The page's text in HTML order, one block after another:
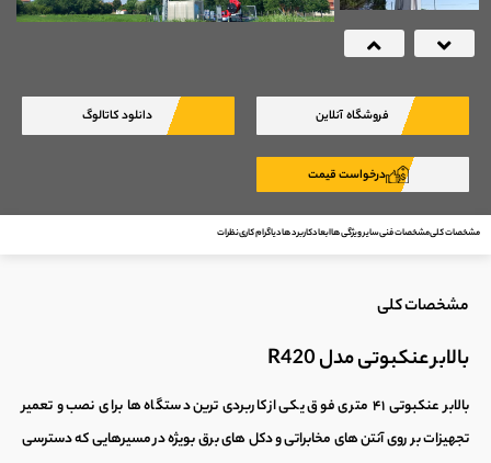
Previous
Next
فروشگاه آنلاین دانلود کاتالوگ
درخواست قیمت
مشخصات کلیمشخصات فنیسایر ویژگی هاابعادکاربرد هادیاگرام کارینظرات
مشخصات کلی
بالابر عنکبوتی مدل R420
بالابر عنکبوتی
۴۱ متری فوق یکی از کاربردی ترین دستگاه ها برای نصب و تعمیر
تجهیزات بر روی آنتن های مخابراتی و دکل های برق بویژه در مسیرهایی که دسترسی